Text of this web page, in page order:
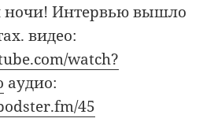
ночи! Интервью вышло
видео:
watch?
аудио:
45